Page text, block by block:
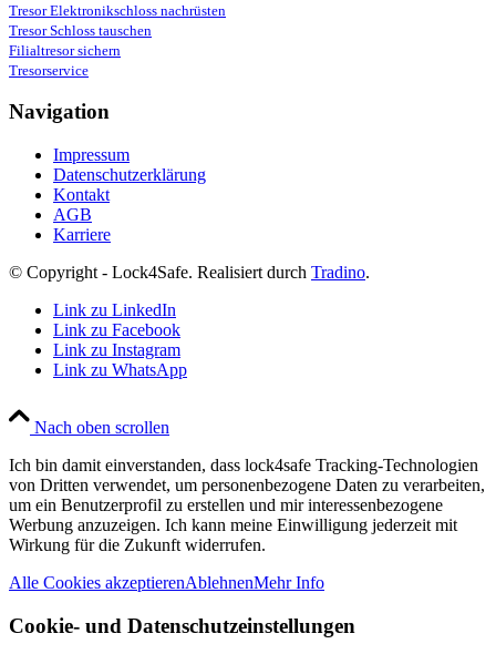
Tresor Elektronikschloss nachrüsten
Tresor Schloss tauschen
Filialtresor sichern
Tresorservice
Navigation
Impressum
Datenschutzerklärung
Kontakt
AGB
Karriere
© Copyright - Lock4Safe. Realisiert durch Tradino.
Link zu LinkedIn
Link zu Facebook
Link zu Instagram
Link zu WhatsApp
Nach oben scrollen
Ich bin damit einverstanden, dass lock4safe Tracking-Technologien
von Dritten verwendet, um personenbezogene Daten zu verarbeiten,
um ein Benutzerprofil zu erstellen und mir interessenbezogene
Werbung anzuzeigen. Ich kann meine Einwilligung jederzeit mit
Wirkung für die Zukunft widerrufen.
Alle Cookies akzeptierenAblehnenMehr Info
Cookie- und Datenschutzeinstellungen